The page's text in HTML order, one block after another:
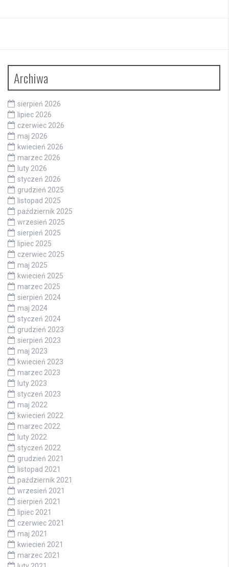
Archiwa
sierpień 2026
lipiec 2026
czerwiec 2026
maj 2026
kwiecień 2026
marzec 2026
luty 2026
styczeń 2026
grudzień 2025
listopad 2025
październik 2025
wrzesień 2025
sierpień 2025
lipiec 2025
czerwiec 2025
maj 2025
kwiecień 2025
marzec 2025
sierpień 2024
maj 2024
styczeń 2024
grudzień 2023
sierpień 2023
maj 2023
kwiecień 2023
marzec 2023
luty 2023
styczeń 2023
maj 2022
kwiecień 2022
marzec 2022
luty 2022
styczeń 2022
grudzień 2021
listopad 2021
październik 2021
wrzesień 2021
sierpień 2021
lipiec 2021
czerwiec 2021
maj 2021
kwiecień 2021
marzec 2021